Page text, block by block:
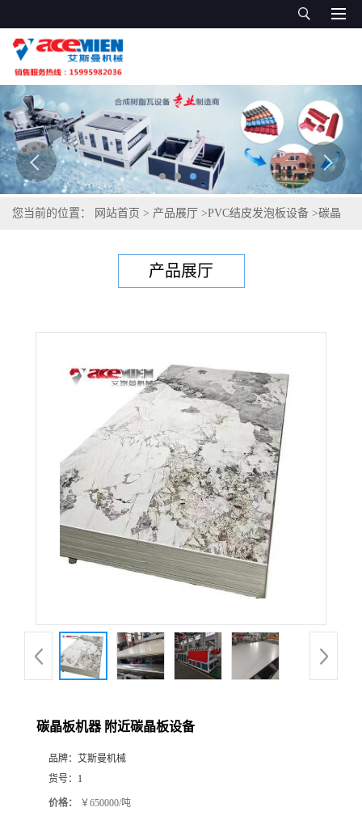
您当前的位置： 网站首页 > 产品展厅 >PVC结皮发泡板设备 >碳晶
产品展厅
碳晶板机器 附近碳晶板设备
品牌： 艾斯曼机械
货号： 1
价格： ￥650000/吨